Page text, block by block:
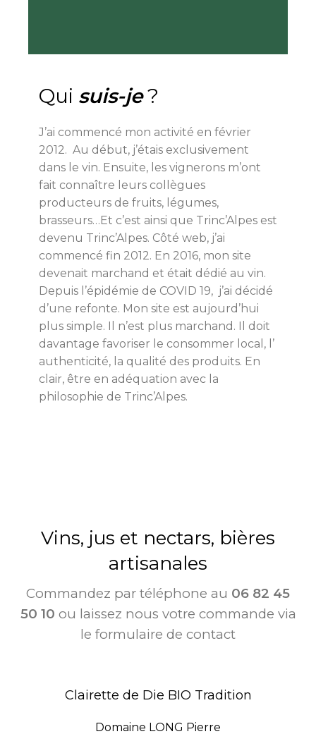
Qui suis-je?
J’ai commencé mon activité en février
2012. Au début, j’étais exclusivement
dans le vin. Ensuite, les vignerons m’ont
fait connaître leurs collègues
producteurs de fruits, légumes,
brasseurs…Et c’est ainsi que Trinc’Alpes est
devenu Trinc’Alpes. Côté web, j’ai
commencé fin 2012. En 2016, mon site
devenait marchand et était dédié au vin.
Depuis l’épidémie de COVID 19, j’ai décidé
d’une refonte. Mon site est aujourd’hui
plus simple. Il n’est plus marchand. Il doit
davantage favoriser le consommer local, l’
authenticité, la qualité des produits. En
clair, être en adéquation avec la
philosophie de Trinc’Alpes.
Vins, jus et nectars, bières
artisanales
Commandez par téléphone au 06 82 45
50 10 ou laissez nous votre commande via
le formulaire de contact
Clairette de Die BIO Tradition
Domaine LONG Pierre